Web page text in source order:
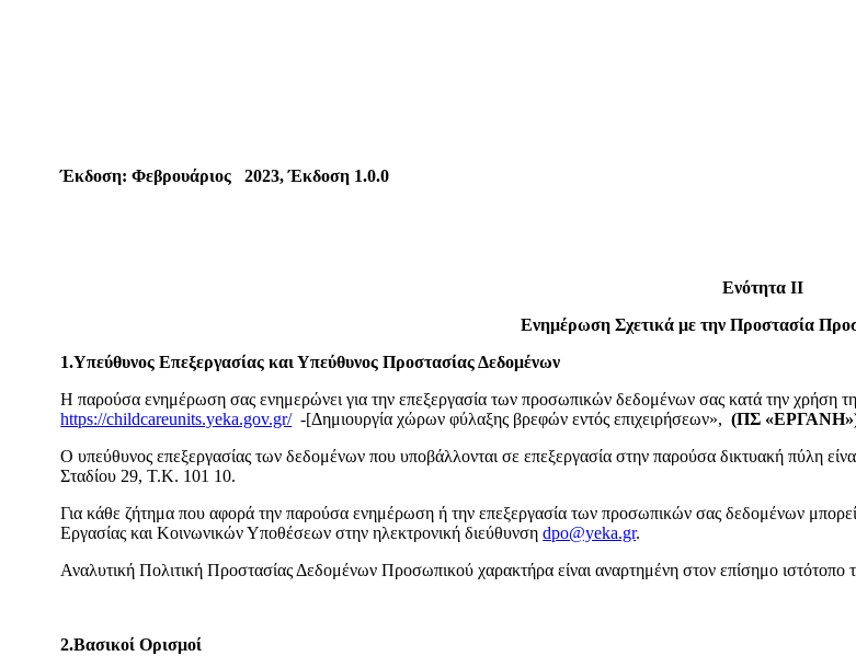
Έκδοση: Φεβρουάριος 2023, Έκδοση 1.0.0
Ενότητα ΙΙ
Ενημέρωση Σχετικά με την Προστασία
1.Υπεύθυνος Επεξεργασίας και Υπεύθυνος Προστασίας Δεδομένων
Η παρούσα ενημέρωση σας ενημερώνει για την επεξεργασία των προσωπικών δεδομένων σας κατά την χρήση
https://childcareunits.yeka.gov.gr/-[Δημιουργία χώρων φύλαξης βρεφών εντός επιχειρήσεων»,(ΠΣ
Ο υπεύθυνος επεξεργασίας των δεδομένων που υποβάλλονται σε επεξεργασία στην παρούσα δικτυακή πύλη
Σταδίου 29, Τ.Κ. 101 10.
Για κάθε ζήτημα που αφορά την παρούσα ενημέρωση ή την επεξεργασία των προσωπικών σας δεδομένων
Εργασίας και Κοινωνικών Υποθέσεων στην ηλεκτρονική διεύθυνσηdpo@yeka.gr.
Αναλυτική Πολιτική Προστασίας Δεδομένων Προσωπικού χαρακτήρα είναι αναρτημένη στον επίσημο
2.Βασικοί Ορισμοί